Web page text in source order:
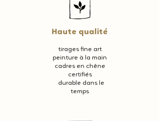
Haute qualité
tirages fine art
peinture à la main
cadres en chêne
certifiés
durable dans le
temps